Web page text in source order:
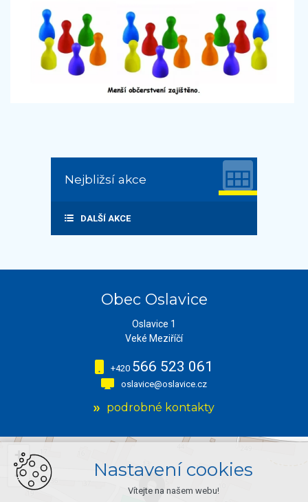
Nejbližsí akce
DALŠÍ AKCE
Obec Oslavice
Oslavice 1
Veké Meziříčí
+420 566 523 061
oslavice@oslavice.cz
podrobné kontakty
+
−
Nastavení cookies
Vítejte na našem webu!